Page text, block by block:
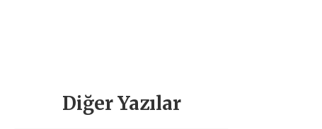
Diğer Yazılar